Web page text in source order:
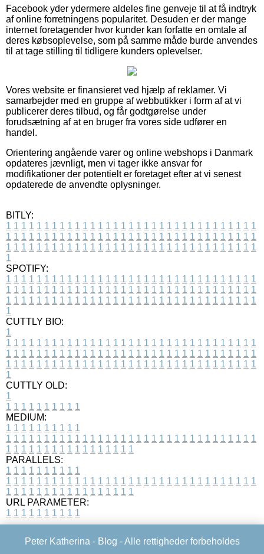
Facebook yder ydermere aldeles fine genveje til at få indtryk
af online forretningens popularitet. Desuden er der mange
internet foretagender hvor kunder kan forfatte en omtale af
deres købsoplevelse, som på samme måde burde anvendes
til at tage stilling til tidligere kunders oplevelser.
Vores website er finansieret ved hjælp af reklamer. Vi
samarbejder med en gruppe af webbutikker i form af at vi
publicerer deres tilbud, og får godtgørelse under
forudsætning af at en bruger fra vores side udfører en
handel.
Orientering angående varer og online webshops i Danmark
opdateres jævnligt, men vi tager ikke ansvar for
modifikationer der potentielt er foretaget efter at vi senest
opdaterede de anvendte oplysninger.
BITLY:
1 1 1 1 1 1 1 1 1 1 1 1 1 1 1 1 1 1 1 1 1 1 1 1 1 1 1 1 1 1 1 1 1
1 1 1 1 1 1 1 1 1 1 1 1 1 1 1 1 1 1 1 1 1 1 1 1 1 1 1 1 1 1 1 1 1
1 1 1 1 1 1 1 1 1 1 1 1 1 1 1 1 1 1 1 1 1 1 1 1 1 1 1 1 1 1 1 1 1
1
SPOTIFY:
1 1 1 1 1 1 1 1 1 1 1 1 1 1 1 1 1 1 1 1 1 1 1 1 1 1 1 1 1 1 1 1 1
1 1 1 1 1 1 1 1 1 1 1 1 1 1 1 1 1 1 1 1 1 1 1 1 1 1 1 1 1 1 1 1 1
1 1 1 1 1 1 1 1 1 1 1 1 1 1 1 1 1 1 1 1 1 1 1 1 1 1 1 1 1 1 1 1 1
1
CUTTLY BIO:
1
1 1 1 1 1 1 1 1 1 1 1 1 1 1 1 1 1 1 1 1 1 1 1 1 1 1 1 1 1 1 1 1 1
1 1 1 1 1 1 1 1 1 1 1 1 1 1 1 1 1 1 1 1 1 1 1 1 1 1 1 1 1 1 1 1 1
1 1 1 1 1 1 1 1 1 1 1 1 1 1 1 1 1 1 1 1 1 1 1 1 1 1 1 1 1 1 1 1 1
1
CUTTLY OLD:
1
1 1 1 1 1 1 1 1 1 1
MEDIUM:
1 1 1 1 1 1 1 1 1 1
1 1 1 1 1 1 1 1 1 1 1 1 1 1 1 1 1 1 1 1 1 1 1 1 1 1 1 1 1 1 1 1 1
1 1 1 1 1 1 1 1 1 1 1 1 1 1 1 1 1
PARALLELS:
1 1 1 1 1 1 1 1 1 1
1 1 1 1 1 1 1 1 1 1 1 1 1 1 1 1 1 1 1 1 1 1 1 1 1 1 1 1 1 1 1 1 1
1 1 1 1 1 1 1 1 1 1 1 1 1 1 1 1 1
URL PARAMETER:
1 1 1 1 1 1 1 1 1 1
Peter Katherina - Blog - Alle rettigheder forbeholdes